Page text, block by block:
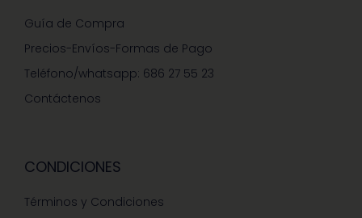
Guía de Compra
Precios-Envíos-Formas de Pago
Teléfono/whatsapp: 686 27 55 23
Contáctenos
CONDICIONES
Términos y Condiciones